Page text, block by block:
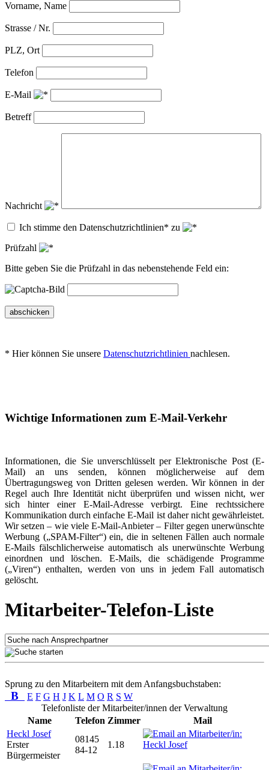
Vorname, Name
Strasse / Nr.
PLZ, Ort
Telefon
E-Mail
Betreff
Nachricht
Ich stimme den Datenschutzrichtlinien* zu
Prüfzahl
Bitte geben Sie die Prüfzahl in das nebenstehende Feld ein:
abschicken
* Hier können Sie unsere Datenschutzrichtlinien nachlesen.
Wichtige Informationen zum E-Mail-Verkehr
Informationen, die Sie unverschlüsselt per Elektronische Post (E-
Mail) an uns senden, können möglicherweise auf dem
Übertragungsweg von Dritten gelesen werden. Wir können in der
Regel auch Ihre Identität nicht überprüfen und wissen nicht, wer
sich hinter einer E-Mail-Adresse verbirgt. Eine rechtssichere
Kommunikation durch einfache E-Mail ist daher nicht gewährleistet.
Wir setzen – wie viele E-Mail-Anbieter – Filter gegen unerwünschte
Werbung („SPAM-Filter“) ein, die in seltenen Fällen auch normale
E-Mails fälschlicherweise automatisch als unerwünschte Werbung
einordnen und löschen. E-Mails, die schädigende Programme
(„Viren“) enthalten, werden von uns in jedem Fall automatisch
gelöscht.
Mitarbeiter-Telefon-Liste
Sprung zu den Mitarbeitern mit dem Anfangsbuchstaben:
B E F G H J K L M O R S W
Telefonliste der Mitarbeiter/innen der Verwaltung
Name
Telefon Zimmer
Mail
Heckl Josef
Erster
Bürgermeister
08145
84-12
1.18